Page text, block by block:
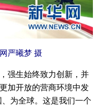
严曦梦 摄
生始终致力创新，并
加开放的营商环境中发
为全球。这是我们一个